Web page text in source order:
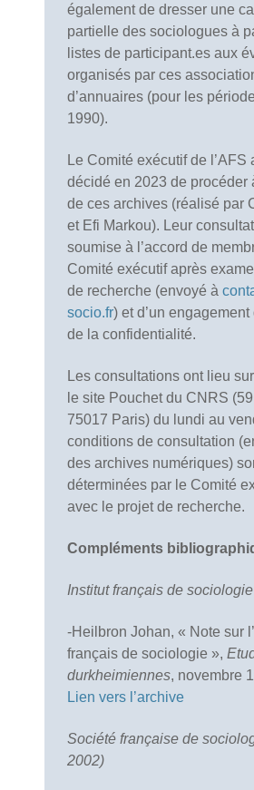
également de dresser une
partielle des sociologues à
listes de participant.es aux
organisés par ces
d’annuaires (pour les
1990).
Le Comité exécutif de l’AFS
décidé en 2023 de procéder
de ces archives (réalisé par
et Efi Markou). Leur
soumise à l’accord de
Comité exécutif après
de recherche (envoyé à
socio.fr) et d’un
de la confidentialité.
Les consultations ont lieu
le site Pouchet du CNRS
75017 Paris) du lundi au
conditions de consultation
des archives numériques)
déterminées par le Comité
avec le projet de recherche.
Compléments
Institut français de
-Heilbron Johan, « Note sur
français de sociologie »,
durkheimiennes,‎ novembre
Lien vers l’archive
Société française de
2002)